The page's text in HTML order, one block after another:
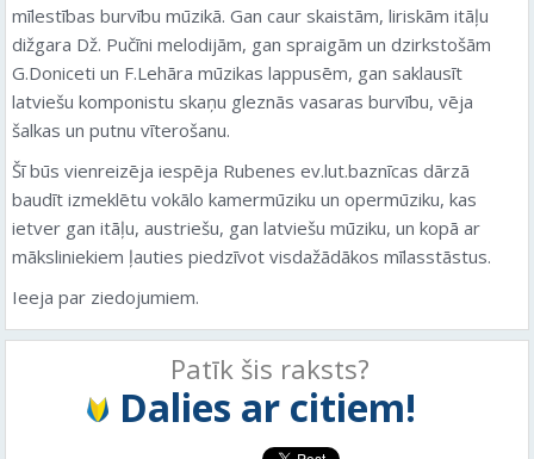
mīlestības burvību mūzikā. Gan caur skaistām, liriskām itāļu
dižgara Dž. Pučīni melodijām, gan spraigām un dzirkstošām
G.Doniceti un F.Lehāra mūzikas lappusēm, gan saklausīt
latviešu komponistu skaņu gleznās vasaras burvību, vēja
šalkas un putnu vīterošanu.
Šī būs vienreizēja iespēja Rubenes ev.lut.baznīcas dārzā
baudīt izmeklētu vokālo kamermūziku un opermūziku, kas
ietver gan itāļu, austriešu, gan latviešu mūziku, un kopā ar
māksliniekiem ļauties piedzīvot visdažādākos mīlasstāstus.
Ieeja par ziedojumiem.
Patīk šis raksts?
Dalies ar citiem!